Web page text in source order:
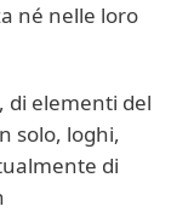
né nelle loro
di elementi del
solo, loghi,
di